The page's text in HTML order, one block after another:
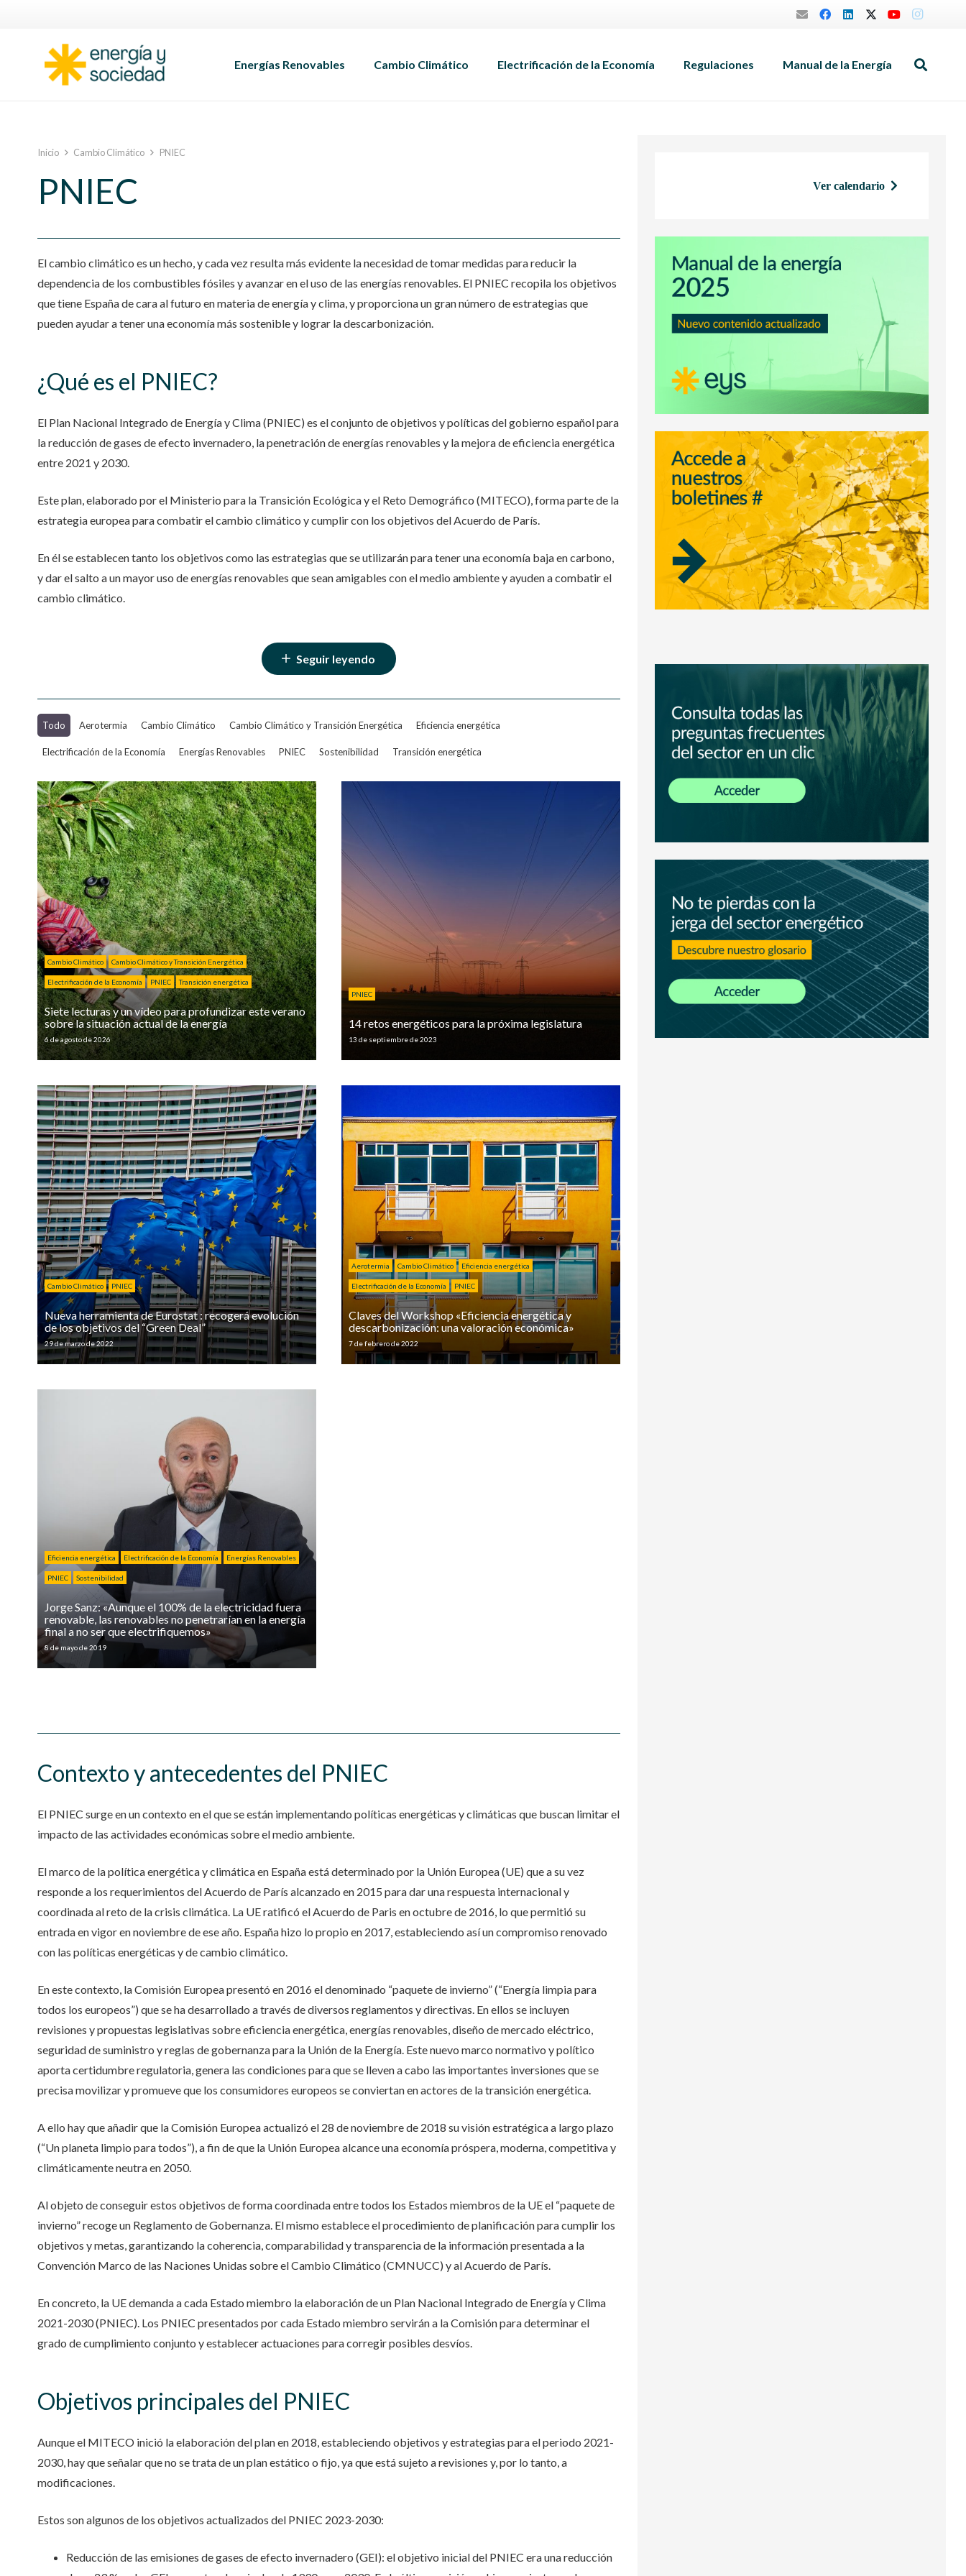
Energías Renovables Cambio Climático Electrificación de la Economía Regulaciones Manual de la Energía
Inicio Cambio Climático PNIEC
PNIEC
Elcambio climático es un hecho, y cada vez resulta más evidente la necesidad de tomar medidas para reducir la
dependencia de los combustibles fósiles y avanzar en el uso de las energías renovables. El PNIEC recopila los objetivos
que tiene España de cara al futuro en materia de energía y clima, y proporciona un gran número de estrategias que
pueden ayudar a tener una economía más sostenible y lograr la descarbonización.
¿Qué es el PNIEC?
El Plan Nacional Integrado de Energía y Clima (PNIEC) es el conjunto de objetivos y políticas del gobierno español para
la reducción de gases de efecto invernadero, la penetración de energías renovables y la mejorade eficiencia energética
entre 2021 y 2030.
Este plan,elaborado porel Ministerio para la Transición Ecológica y el Reto Demográfico (MITECO), forma parte de la
estrategia europea para combatir el cambio climático y cumplir con los objetivos del Acuerdo de París.
En él se establecen tanto los objetivos como las estrategias que se utilizarán para tener una economía baja en carbono,
y dar el salto a un mayor uso de energías renovables que sean amigables con el medio ambiente y ayuden a combatir el
cambio climático.
Seguir leyendo
Todo Aerotermia Cambio Climático Cambio Climático y Transición Energética Eficiencia energética
Electrificación de la Economía Energías Renovables PNIEC Sostenibilidad Transición energética
Cambio Climático Cambio Climático y Transición Energética
Electrificación de la Economía PNIEC Transición energética
Siete lecturas y un vídeo para profundizar este verano
sobre la situación actual de la energía
6 de agosto de 2026
PNIEC
14 retos energéticos para la próxima legislatura
13 de septiembre de 2023
Cambio Climático PNIEC
Nueva herramienta de Eurostat : recogerá evolución
de los objetivos del “Green Deal”
29 de marzo de 2022
Aerotermia Cambio Climático Eficiencia energética
Electrificación de la Economía PNIEC
Claves del Workshop «Eficiencia energética y
descarbonización: una valoración económica»
7 de febrero de 2022
Eficiencia energética Electrificación de la Economía Energías Renovables
PNIEC Sostenibilidad
Jorge Sanz: «Aunque el 100% de la electricidad fuera
renovable, las renovables no penetrarían en la energía
final a no ser que electrifiquemos»
8 de mayo de 2019
Contexto y antecedentes del PNIEC
El PNIEC surge en un contexto en el que se están implementando políticas energéticas y climáticas que buscan limitarel
impacto de las actividades económicas sobre el medio ambiente.
El marco de la política energética y climática en España está determinado por la Unión Europea (UE) que a su vez
responde a los requerimientos del Acuerdo de París alcanzado en 2015 para dar una respuesta internacional y
coordinada al reto de la crisis climática. La UE ratificó el Acuerdo de Paris en octubre de 2016, lo que permitió su
entrada en vigor ennoviembre de ese año. España hizo lo propio en 2017, estableciendo así un compromiso renovado
con las políticas energéticas y de cambio climático.
En este contexto, la Comisión Europea presentó en 2016 el denominado “paquete de invierno” (“Energía limpia para
todos los europeos”) que se ha desarrollado a través de diversos reglamentos y directivas. En ellos se incluyen
revisiones y propuestas legislativas sobre eficiencia energética, energías renovables, diseño de mercado eléctrico,
seguridad de suministro y reglas de gobernanza para la Unión de la Energía. Este nuevo marco normativo y político
aporta certidumbre regulatoria, genera las condiciones para que se lleven a cabo las importantes inversiones que se
precisa movilizar y promueve que los consumidores europeos se conviertan en actores de la transición energética.
A ello hay que añadir que la Comisión Europea actualizó el 28 de noviembre de 2018 su visión estratégica a largo plazo
(“Un planeta limpio para todos”), a fin de que la Unión Europea alcance una economía próspera, moderna, competitiva y
climáticamente neutra en 2050.
Al objeto de conseguir estos objetivos de forma coordinada entre todos los Estados miembros de la UE el “paquete de
invierno” recoge un Reglamento de Gobernanza. El mismo establece el procedimiento de planificación para cumplir los
objetivos y metas, garantizando la coherencia, comparabilidad y transparencia de la información presentada a la
Convención Marco de las Naciones Unidas sobre el Cambio Climático (CMNUCC) y al Acuerdo de París.
En concreto, la UE demanda a cada Estado miembro la elaboración de un Plan Nacional Integrado de Energía y Clima
2021-2030 (PNIEC). Los PNIEC presentados por cada Estado miembro servirán a la Comisión para determinar el
grado de cumplimiento conjunto y establecer actuaciones para corregir posibles desvíos.
Objetivos principales del PNIEC
Aunque el MITECO inició la elaboración del plan en 2018, estableciendo objetivos y estrategias para el periodo 2021-
2030, hay que señalar que no se trata de un plan estático o fijo, ya que está sujeto a revisiones y, por lo tanto, a
modificaciones.
Estos son algunos de los objetivos actualizados del PNIEC 2023-2030:
Reducción de las emisiones de gases de efecto invernadero (GEI): el objetivo inicial del PNIEC era una reducción
Ver calendario